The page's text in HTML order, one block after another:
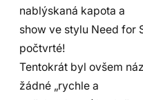
nablýskaná kapota a
show ve stylu Need for
počtvrté!
Tentokrát byl ovšem
žádné „rychle a